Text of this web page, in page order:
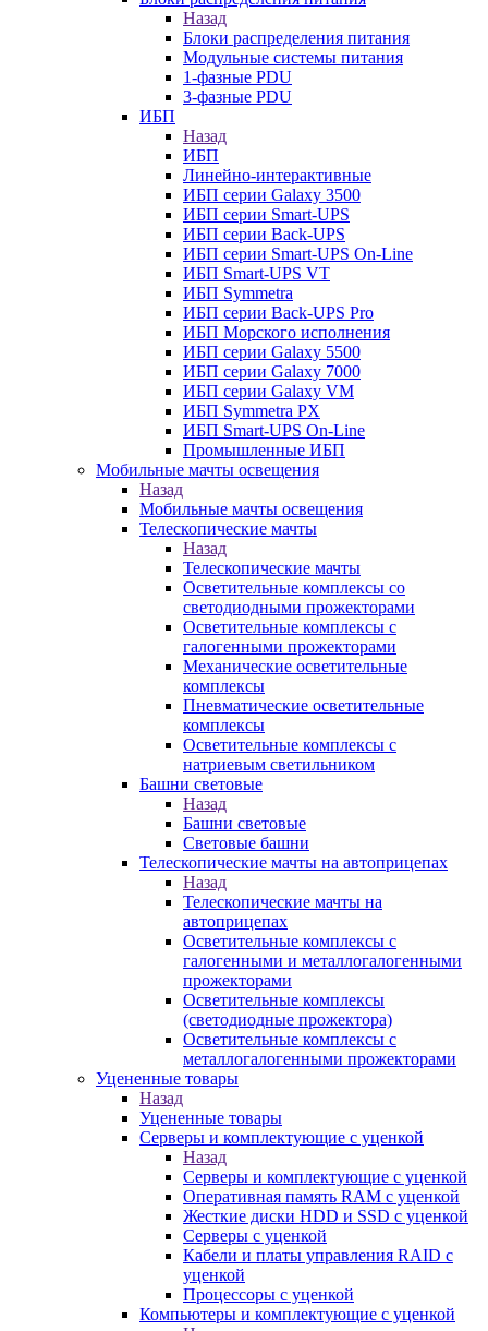
Назад
Блоки распределения питания
Модульные системы питания
1-фазные PDU
3-фазные PDU
ИБП
Назад
ИБП
Линейно-интерактивные
ИБП серии Galaxy 3500
ИБП серии Smart-UPS
ИБП серии Back-UPS
ИБП серии Smart-UPS On-Line
ИБП Smart-UPS VT
ИБП Symmetra
ИБП серии Back-UPS Pro
ИБП Морского исполнения
ИБП серии Galaxy 5500
ИБП серии Galaxy 7000
ИБП серии Galaxy VM
ИБП Symmetra PX
ИБП Smart-UPS On-Line
Промышленные ИБП
Мобильные мачты освещения
Назад
Мобильные мачты освещения
Телескопические мачты
Назад
Телескопические мачты
Осветительные комплексы со
светодиодными прожекторами
Осветительные комплексы с
галогенными прожекторами
Механические осветительные
комплексы
Пневматические осветительные
комплексы
Осветительные комплексы с
натриевым светильником
Башни световые
Назад
Башни световые
Световые башни
Телескопические мачты на автоприцепах
Назад
Телескопические мачты на
автоприцепах
Осветительные комплексы с
галогенными и металлогалогенными
прожекторами
Осветительные комплексы
(светодиодные прожектора)
Осветительные комплексы с
металлогалогенными прожекторами
Уцененные товары
Назад
Уцененные товары
Серверы и комплектующие с уценкой
Назад
Серверы и комплектующие с уценкой
Оперативная память RAM с уценкой
Жесткие диски HDD и SSD с уценкой
Серверы с уценкой
Кабели и платы управления RAID с
уценкой
Процессоры с уценкой
Компьютеры и комплектующие с уценкой